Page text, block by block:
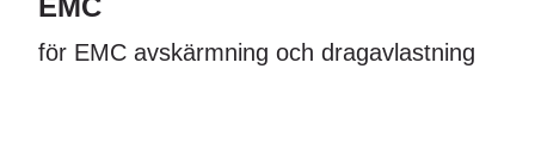
EMC
för EMC avskärmning och dragavlastning